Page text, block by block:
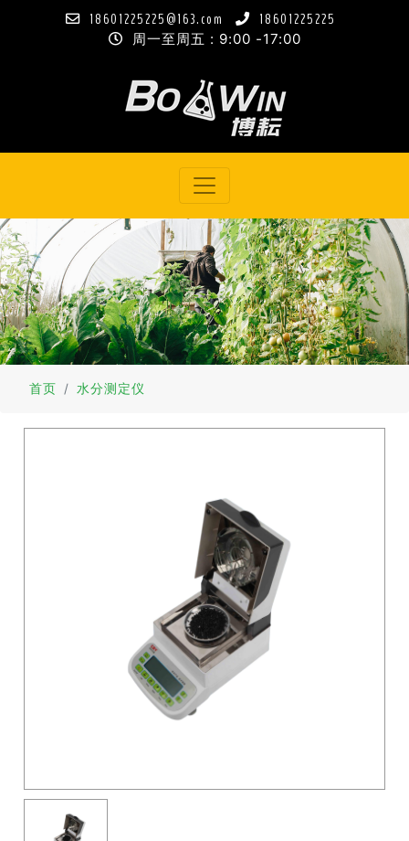
18601225225@163.com 18601225225
周一至周五 : 9:00 -17:00
首页 水分测定仪